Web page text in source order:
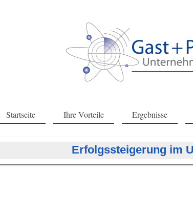
Startseite Ihre Vorteile Ergebnisse
Erfolgssteigerung im